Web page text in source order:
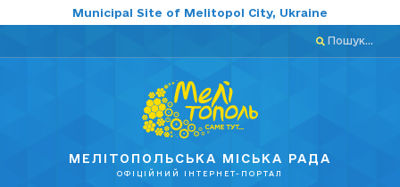
Municipal Site of Melitopol City, Ukraine
Пошук...
МЕЛІТОПОЛЬСЬКА МІСЬКА РАДА
ОФІЦІЙНИЙ ІНТЕРНЕТ-ПОРТАЛ